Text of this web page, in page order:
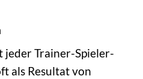
jeder Trainer-Spieler-
als Resultat von